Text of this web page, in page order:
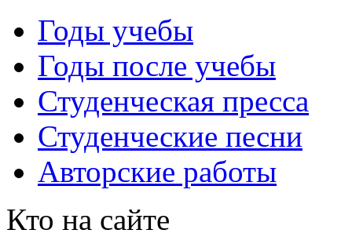
Годы учебы
Годы после учебы
Студенческая пресса
Студенческие песни
Авторские работы
Кто на сайте